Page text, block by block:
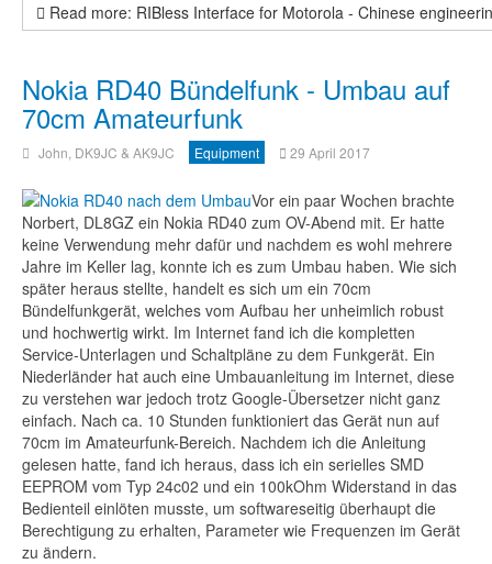
Read more: RIBless Interface for Motorola - Chinese
Nokia RD40 Bündelfunk - Umbau auf
70cm Amateurfunk
John, DK9JC & AK9JC Equipment 29 April 2017
Vor ein paar Wochen brachte
Norbert, DL8GZ ein Nokia RD40 zum OV-Abend mit. Er hatte
keine Verwendung mehr dafür und nachdem es wohl mehrere
Jahre im Keller lag, konnte ich es zum Umbau haben. Wie sich
später heraus stellte, handelt es sich um ein 70cm
Bündelfunkgerät, welches vom Aufbau her unheimlich robust
und hochwertig wirkt. Im Internet fand ich die kompletten
Service-Unterlagen und Schaltpläne zu dem Funkgerät. Ein
Niederländer hat auch eine Umbauanleitung im Internet, diese
zu verstehen war jedoch trotz Google-Übersetzer nicht ganz
einfach. Nach ca. 10 Stunden funktioniert das Gerät nun auf
70cm im Amateurfunk-Bereich. Nachdem ich die Anleitung
gelesen hatte, fand ich heraus, dass ich ein serielles SMD
EEPROM vom Typ 24c02 und ein 100kOhm Widerstand in das
Bedienteil einlöten musste, um softwareseitig überhaupt die
Berechtigung zu erhalten, Parameter wie Frequenzen im Gerät
zu ändern.